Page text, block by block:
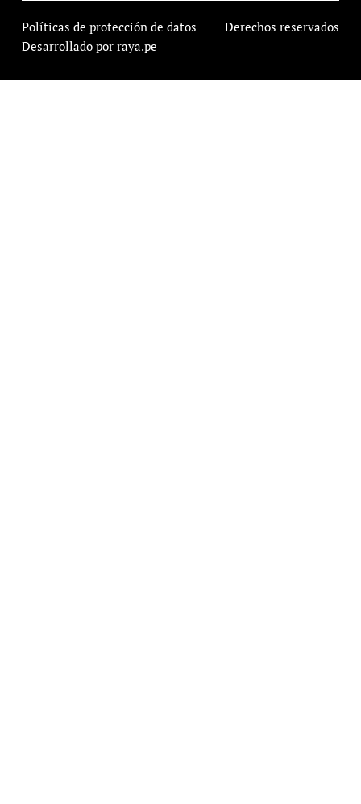
Políticas de protección de datos
Desarrollado por raya.pe
Derechos reservados